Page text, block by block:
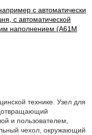
с автоматически
с автоматической
наполнением (A61M
технике. Узел для
и пользователем,
чехол, окружающий